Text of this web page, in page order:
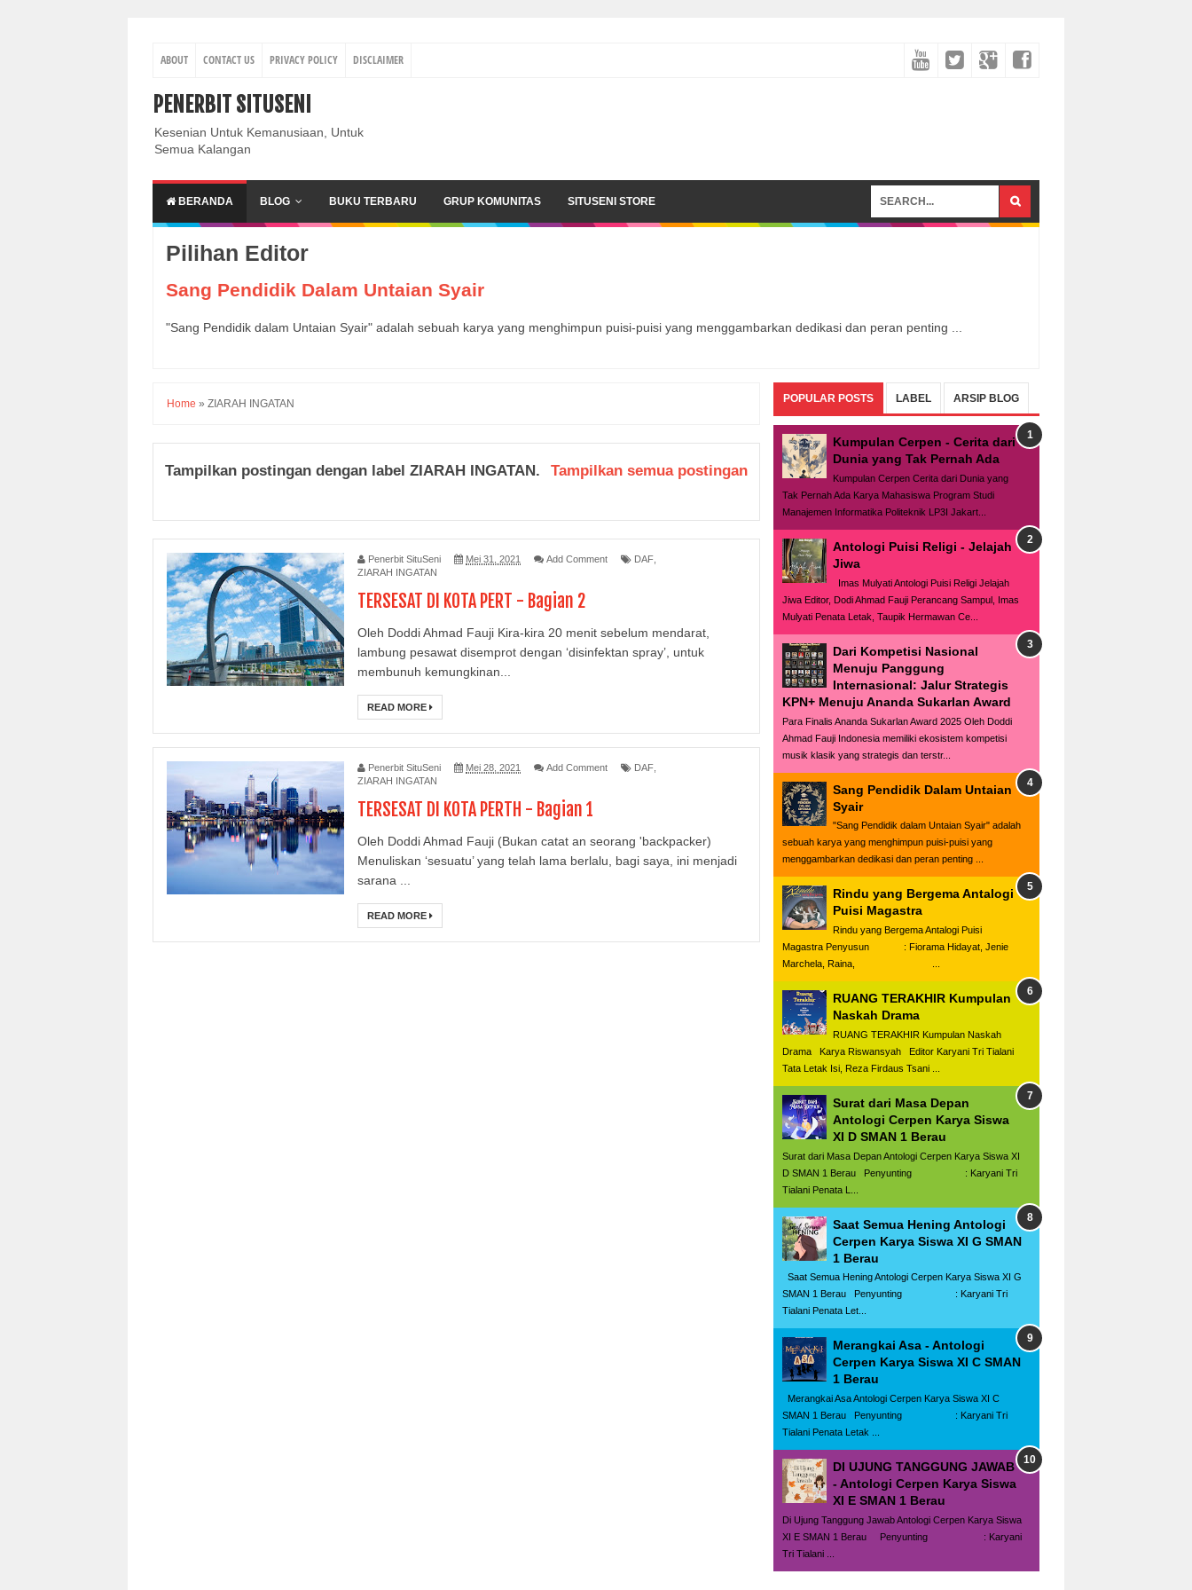
ABOUT CONTACT US PRIVACY POLICY DISCLAIMER
PENERBIT SITUSENI
Kesenian Untuk Kemanusiaan, Untuk
Semua Kalangan
BERANDA BLOG BUKU TERBARU GRUP KOMUNITAS SITUSENI STORE
Pilihan Editor
Sang Pendidik Dalam Untaian Syair
"Sang Pendidik dalam Untaian Syair" adalah sebuah karya yang menghimpun puisi-puisi yang menggambarkan dedikasi dan peran penting ...
Home » ZIARAH INGATAN
Tampilkan postingan dengan labelZIARAH INGATAN. Tampilkan semua postingan
Penerbit SituSeni Mei 31, 2021 Add Comment DAF
ZIARAH INGATAN
TERSESAT DI KOTA PERT - Bagian 2
Oleh Doddi Ahmad Fauji Kira-kira 20 menit sebelum mendarat,
lambung pesawat disemprot dengan ‘disinfektan spray’, untuk
membunuh kemungkinan...
READ MORE
Penerbit SituSeni Mei 28, 2021 Add Comment DAF
ZIARAH INGATAN
TERSESAT DI KOTA PERTH - Bagian 1
Oleh Doddi Ahmad Fauji (Bukan catat an seorang 'backpacker)
Menuliskan ‘sesuatu’ yang telah lama berlalu, bagi saya, ini menjadi
sarana ...
READ MORE
POPULAR POSTS LABEL ARSIP BLOG
Kumpulan Cerpen - Cerita dari
Dunia yang Tak Pernah Ada
Kumpulan Cerpen Cerita dari Dunia yang
Tak Pernah Ada Karya Mahasiswa Program Studi
Manajemen Informatika Politeknik LP3I Jakart...
Antologi Puisi Religi - Jelajah
Jiwa
Imas Mulyati Antologi Puisi Religi Jelajah
Jiwa Editor, Dodi Ahmad Fauji Perancang Sampul, Imas
Mulyati Penata Letak, Taupik Hermawan Ce...
Dari Kompetisi Nasional
Menuju Panggung
Internasional: Jalur Strategis
KPN+ Menuju Ananda Sukarlan Award
Para Finalis Ananda Sukarlan Award 2025 Oleh Doddi
Ahmad Fauji Indonesia memiliki ekosistem kompetisi
musik klasik yang strategis dan terstr...
Sang Pendidik Dalam Untaian
Syair
"Sang Pendidik dalam Untaian Syair" adalah
sebuah karya yang menghimpun puisi-puisi yang
menggambarkan dedikasi dan peran penting ...
Rindu yang Bergema Antalogi
Puisi Magastra
Rindu yang Bergema Antalogi Puisi
Magastra Penyusun : Fiorama Hidayat, Jenie
Marchela, Raina, ...
RUANG TERAKHIR Kumpulan
Naskah Drama
RUANG TERAKHIR Kumpulan Naskah
Drama Karya Riswansyah Editor Karyani Tri Tialani
Tata Letak Isi, Reza Firdaus Tsani ...
Surat dari Masa Depan
Antologi Cerpen Karya Siswa
XI D SMAN 1 Berau
Surat dari Masa Depan Antologi Cerpen Karya Siswa XI
D SMAN 1 Berau Penyunting : Karyani Tri
Tialani Penata L...
Saat Semua Hening Antologi
Cerpen Karya Siswa XI G SMAN
1 Berau
Saat Semua Hening Antologi Cerpen Karya Siswa XI G
SMAN 1 Berau Penyunting : Karyani Tri
Tialani Penata Let...
Merangkai Asa - Antologi
Cerpen Karya Siswa XI C SMAN
1 Berau
Merangkai Asa Antologi Cerpen Karya Siswa XI C
SMAN 1 Berau Penyunting : Karyani Tri
Tialani Penata Letak ...
DI UJUNG TANGGUNG JAWAB
- Antologi Cerpen Karya Siswa
XI E SMAN 1 Berau
Di Ujung Tanggung Jawab Antologi Cerpen Karya Siswa
XI E SMAN 1 Berau Penyunting : Karyani
Tri Tialani ...